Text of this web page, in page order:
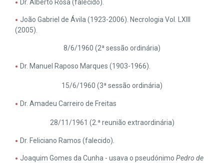
Dr. Alberto Rosa (falecido).
João Gabriel de Ávila (1923-2006). Necrologia Vol. LXIII
(2005).
8/6/1960 (2ª sessão ordinária)
Dr. Manuel Raposo Marques (1903-1966).
15/6/1960 (3ª sessão ordinária)
Dr. Amadeu Carreiro de Freitas
28/11/1961 (2.ª reunião extraordinária)
Dr. Feliciano Ramos (falecido).
Joaquim Gomes da Cunha - usava o pseudónimo Pedro de